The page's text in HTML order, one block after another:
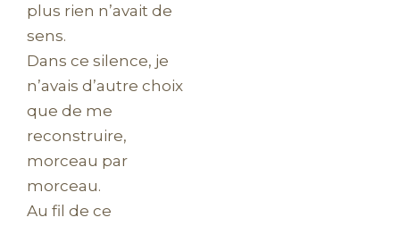
plus rien n’avait de
sens.
Dans ce silence, je
n’avais d’autre choix
que de me
reconstruire,
morceau par
morceau.
Au fil de ce